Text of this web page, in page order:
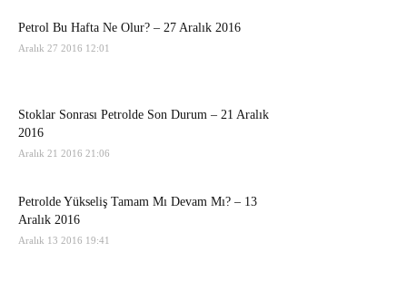
Petrol Bu Hafta Ne Olur? – 27 Aralık 2016
Aralık 27 2016 12:01
Stoklar Sonrası Petrolde Son Durum – 21 Aralık
2016
Aralık 21 2016 21:06
Petrolde Yükseliş Tamam Mı Devam Mı? – 13
Aralık 2016
Aralık 13 2016 19:41